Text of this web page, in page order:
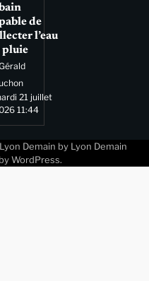
de
l’eau
pluie
21 juillet
11:44
Lyon Demain by Lyon Demain
WordPress.